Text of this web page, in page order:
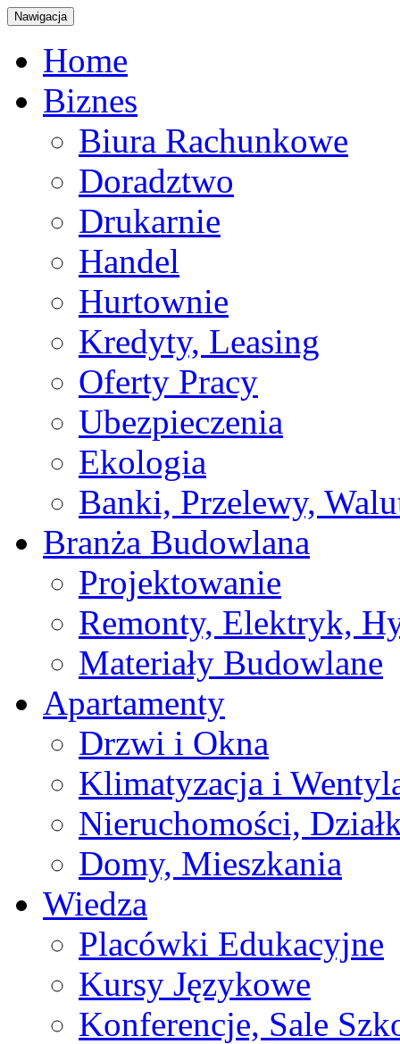
Nawigacja
Home
Biznes
Biura Rachunkowe
Doradztwo
Drukarnie
Handel
Hurtownie
Kredyty, Leasing
Oferty Pracy
Ubezpieczenia
Ekologia
Banki, Przelewy,
Branża Budowlana
Projektowanie
Remonty, Elektryk,
Materiały Budowlane
Apartamenty
Drzwi i Okna
Klimatyzacja i
Nieruchomości,
Domy, Mieszkania
Wiedza
Placówki Edukacyjne
Kursy Językowe
Konferencje, Sale